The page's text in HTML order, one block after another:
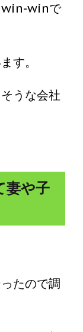
win-winで
す。
うな会社
妻や子
たので調